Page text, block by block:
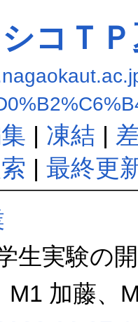
コＴ
| 凍結 |
| 最終更
生実験の
M1 加藤、